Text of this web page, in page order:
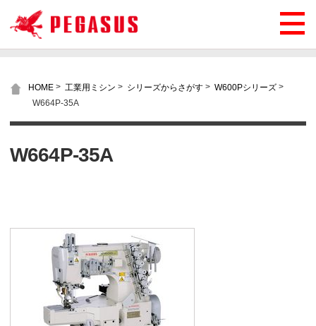
HOME > 工業用ミシン > シリーズからさがす > W600Pシリーズ >
W664P-35A
W664P-35A